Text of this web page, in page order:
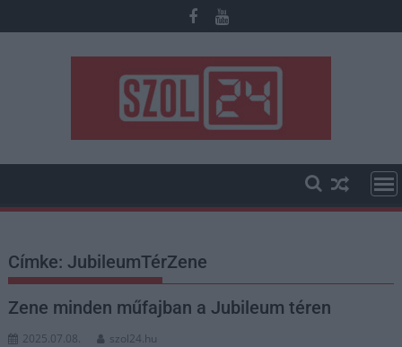
to
Címke:JubileumTérZene
Zene minden műfajban a Jubileum téren
2025.07.08. szol24.hu